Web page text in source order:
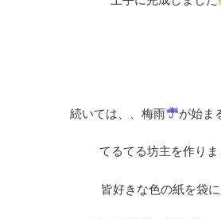
続いては、、梅雨 が始ま
てるてる坊主を作りま
皆好きな色の紙を袋